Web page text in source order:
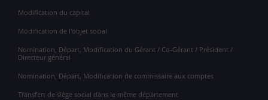
Modification du capital
Modification de l'objet social
Nomination, Départ, Modification du Gérant / Co-Gérant / Président /
Directeur général
Nomination, Départ, Modification de commissaire aux comptes
Transfert de siège social dans le même département